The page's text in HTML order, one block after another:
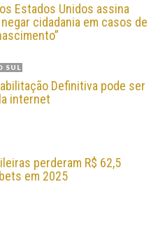
Estados Unidos assina
cidadania em casos de
SUL
Definitiva pode ser
internet
perderam R$ 62,5
em 2025